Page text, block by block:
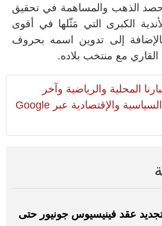
الذهب والمساهمة في تحقيق
الكبرى التي مَثّلها في أقوى
بالإضافة إلى تدوين اسمه بحروف
مع منتخب بلاده.
المحلية والرياضية وآخر
المستجدات السياسية والإقتصادية عبر Google
عقد فينيسيوس جونيور حتى